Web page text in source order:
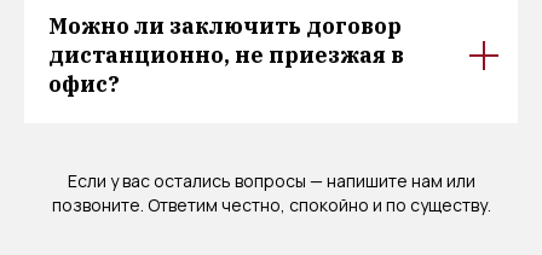
Можно ли заключить договор
дистанционно, не приезжая в
офис?
Если у вас остались вопросы — напишите нам или
позвоните. Ответим честно, спокойно и по существу.